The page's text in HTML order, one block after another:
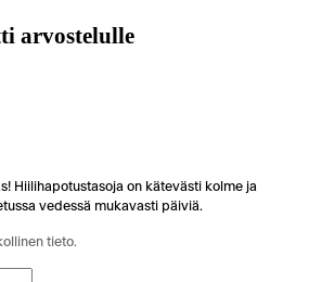
arvostelulle
Hiilihapotustasoja on kätevästi kolme ja
vedessä mukavasti päiviä.
tieto.